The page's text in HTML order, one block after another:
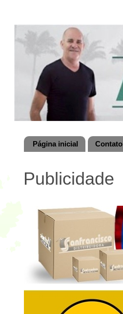
Página inicial Contato
Publicidade